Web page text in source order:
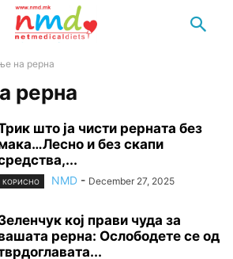
на рерна
рерна
што ја чисти рерната без
и без скапи
КОРИСНО NMD - December 27, 2025
кој прави чуда за
рерна: Ослободете се од